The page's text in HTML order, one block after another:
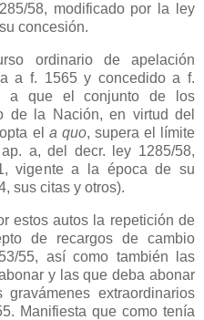
58, modificado por la ley
concesión.
ordinario de apelación
a f. 1565 y concedido a f.
a que el conjunto de los
de
la Nación, en virtud del
el a quo, supera el límite
a, del decr. ley 1285/58,
vigente a la época de su
sus citas y otros).
estos autos la repetición de
de recargos de cambio
55, así como también las
y las que deba abonar
extraordinarios
Manifiesta que como tenía